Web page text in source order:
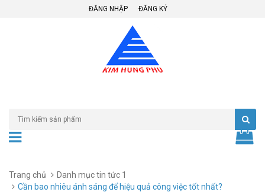
ĐĂNG NHẬP ĐĂNG KÝ
Trang chủ
Danh mục tin tức 1
Cần bao nhiêu ánh sáng để hiệu quả công việc tốt nhất?